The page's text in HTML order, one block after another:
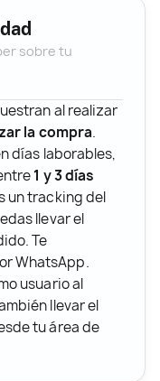
sobre tu
al realizar
la compra.
días laborables,
1 y 3 días
un tracking del
llevar el
Te
WhatsApp.
usuario al
llevar el
tu área de